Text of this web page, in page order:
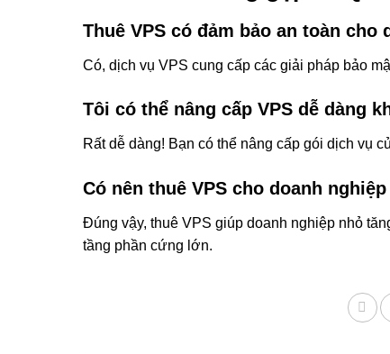
Thuê VPS có đảm bảo an toàn cho
Có, dịch vụ VPS cung cấp các giải pháp bảo
Tôi có thể nâng cấp VPS dễ dàng
Rất dễ dàng! Bạn có thể nâng cấp gói dịch vụ
Có nên thuê VPS cho doanh
Đúng vậy, thuê VPS giúp doanh nghiệp nhỏ
tầng phần cứng lớn.